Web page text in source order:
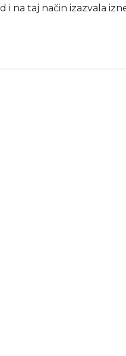
i na taj način izazvala